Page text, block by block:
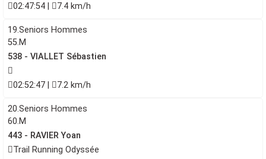
02:47:54 | 7.4 km/h
19.Seniors Hommes
55.M
538 - VIALLET Sébastien
02:52:47 | 7.2 km/h
20.Seniors Hommes
60.M
443 - RAVIER Yoan
Trail Running Odyssée